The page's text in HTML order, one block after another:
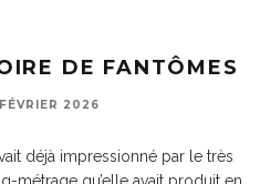
DE FANTÔMES
2026
déjà impressionné par le très
métrage qu’elle avait produit en